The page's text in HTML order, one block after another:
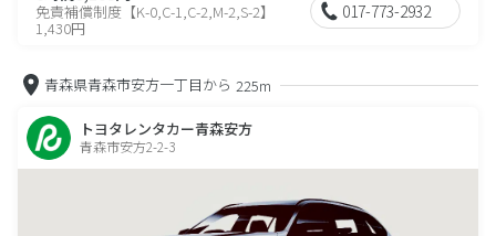
免責補償制度【K-0,C-1,C-2,M-2,S-2】
1,430円
017-773-2932
青森県青森市安方一丁目から 225m
トヨタレンタカー青森安方
青森市安方2-2-3